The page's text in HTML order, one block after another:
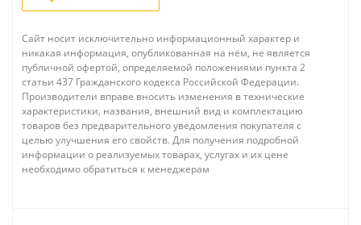
Сайт носит исключительно информационный характер и
никакая информация, опубликованная на нём, не является
публичной офертой, определяемой положениями пункта 2
статьи 437 Гражданского кодекса Российской Федерации.
Производители вправе вносить изменения в технические
характеристики, названия, внешний вид и комплектацию
товаров без предварительного уведомления покупателя с
целью улучшения его свойств. Для получения подробной
информации о реализуемых товарах, услугах и их цене
необходимо обратиться к менеджерам